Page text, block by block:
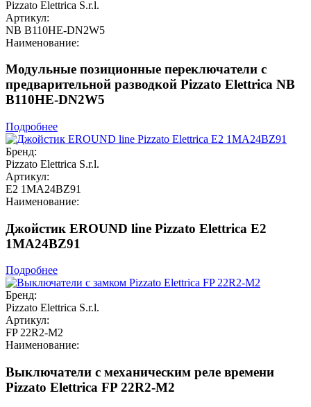
Pizzato Elettrica S.r.l.
Артикул:
NB B110HE-DN2W5
Наименование:
Модульные позиционные переключатели с
предварительной разводкой Pizzato Elettrica NB
B110HE-DN2W5
Подробнее
Бренд:
Pizzato Elettrica S.r.l.
Артикул:
E2 1MA24BZ91
Наименование:
Джойстик EROUND line Pizzato Elettrica E2
1MA24BZ91
Подробнее
Бренд:
Pizzato Elettrica S.r.l.
Артикул:
FP 22R2-M2
Наименование:
Выключатели с механическим реле времени
Pizzato Elettrica FP 22R2-M2